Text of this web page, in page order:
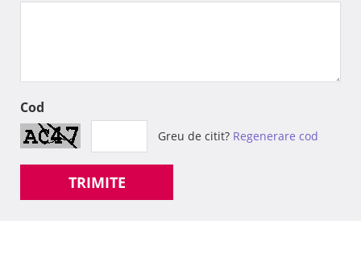
Cod
Greu de citit? Regenerare cod
TRIMITE